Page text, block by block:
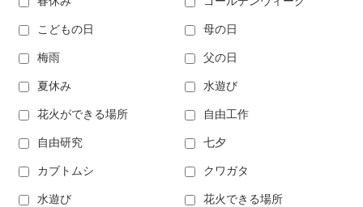
こどもの日 母の日
梅雨 父の日
夏休み 水遊び
花火ができる場所 自由工作
自由研究 七夕
カブトムシ クワガタ
水遊び 花火できる場所